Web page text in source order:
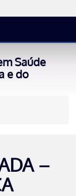
Saúde
e do
–